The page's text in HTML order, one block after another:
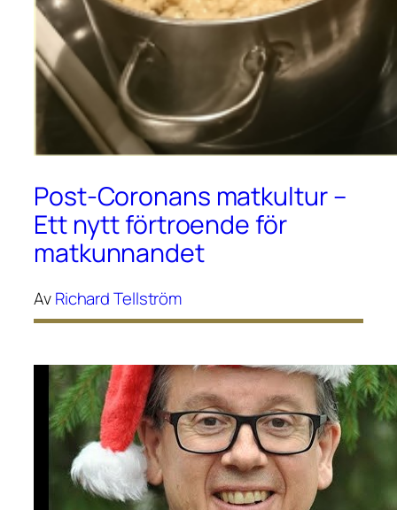
Post-Coronans matkultur –
Ett nytt förtroende för
matkunnandet
AvRichard Tellström